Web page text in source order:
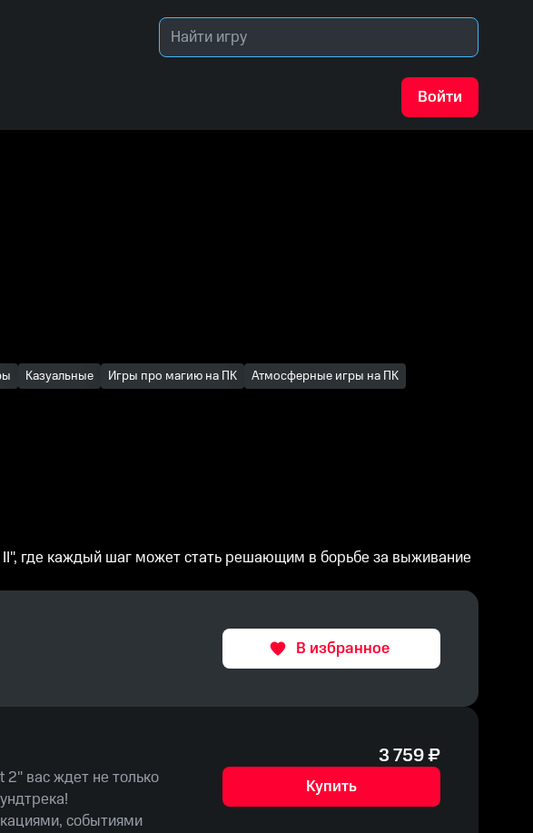
Войти
Казуальные Игры про магию на ПК
Атмосферные игры на ПК
где каждый шаг может стать решающим в борьбе за выживание
В избранное
вас ждет не только
событиями
3 759₽
Купить